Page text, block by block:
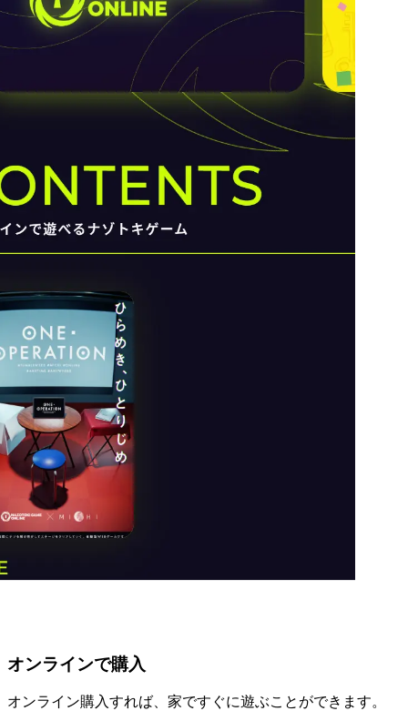
オンラインで購入
オンライン購入すれば、家ですぐに遊ぶことができます。